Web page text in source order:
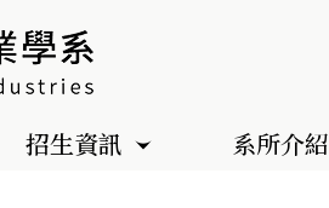
招生資訊 系所介紹